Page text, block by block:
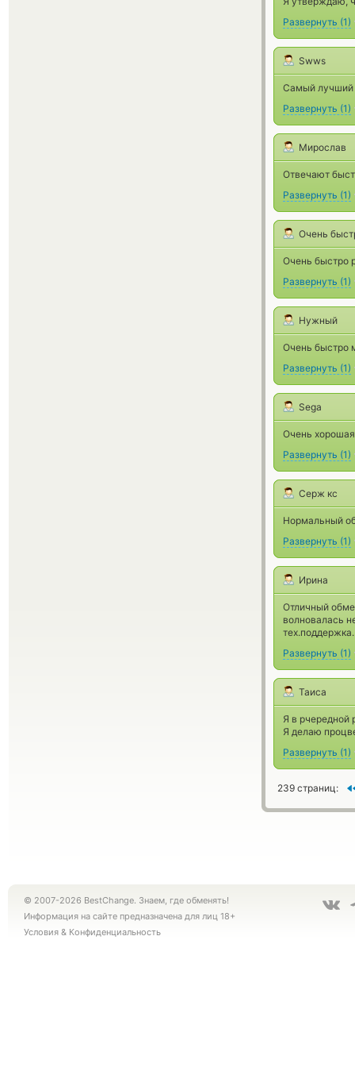
Развернуть (1)
Swws
Самый лучший
Развернуть (1)
Мирослав
Отвечают
Развернуть (1)
Очень
Очень быстро
Развернуть (1)
Нужный
Очень быстро
Развернуть (1)
Sega
Очень
Развернуть (1)
Серж кс
Нормальный
Развернуть (1)
Ирина
Отличный
волновалась
Развернуть (1)
Таиса
Я в рчередной
Я делаю
Развернуть (1)
239 страниц:
© 2007-2026 BestChange. Знаем, где обменять!
Информация на сайте предназначена для лиц 18+
Условия & Конфиденциальность